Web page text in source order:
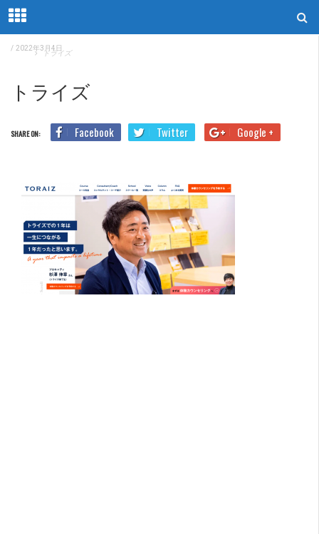
Home トライズ
/ 2022年3月4日
トライズ
SHARE ON: Facebook Twitter Google +